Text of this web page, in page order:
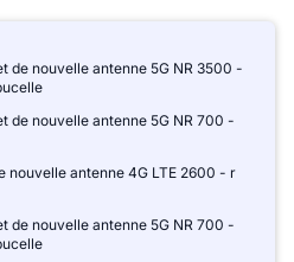
de nouvelle antenne 5G NR 3500 -
de nouvelle antenne 5G NR 700 -
nouvelle antenne 4G LTE 2600 - r
de nouvelle antenne 5G NR 700 -